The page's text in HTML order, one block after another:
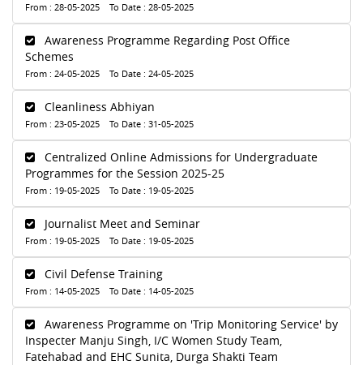
From : 28-05-2025 To Date : 28-05-2025
Awareness Programme Regarding Post Office
Schemes
From : 24-05-2025 To Date : 24-05-2025
Cleanliness Abhiyan
From : 23-05-2025 To Date : 31-05-2025
Centralized Online Admissions for Undergraduate
Programmes for the Session 2025-25
From : 19-05-2025 To Date : 19-05-2025
Journalist Meet and Seminar
From : 19-05-2025 To Date : 19-05-2025
Civil Defense Training
From : 14-05-2025 To Date : 14-05-2025
Awareness Programme on 'Trip Monitoring Service' by
Inspecter Manju Singh, I/C Women Study Team,
Fatehabad and EHC Sunita, Durga Shakti Team